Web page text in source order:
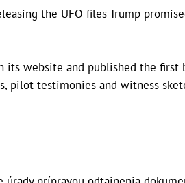
the UFO files Trump
its website and published the first
pilot testimonies and witness